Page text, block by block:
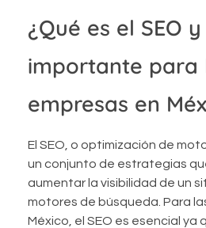
¿Qué es el SEO
importante para
empresas en
El SEO, o optimización de
un conjunto de estrategias
aumentar la visibilidad de un
motores de búsqueda. Para
México, el SEO es esencial ya